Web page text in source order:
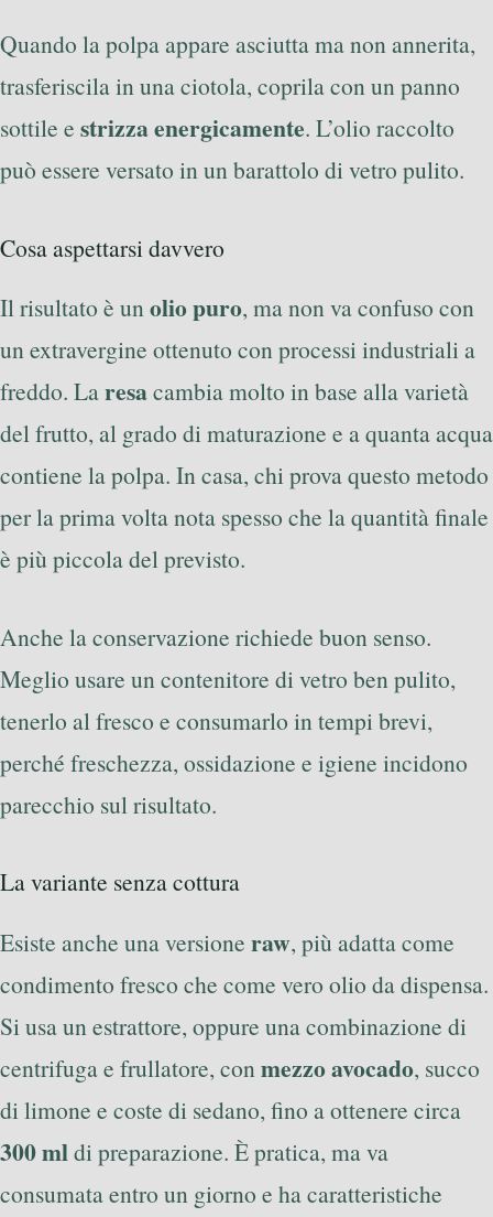
Quando la polpa appare asciutta ma non annerita,
trasferiscila in una ciotola, coprila con un panno
sottile e strizza energicamente. L’olio raccolto
può essere versato in un barattolo di vetro pulito.
Cosa aspettarsi davvero
Il risultato è unolio puro, ma non va confuso con
un extravergine ottenuto con processi industriali a
freddo. Laresacambia molto in base alla varietà
del frutto, al grado di maturazione e a quanta acqua
contiene la polpa. In casa, chi prova questo metodo
per la prima volta nota spesso che la quantità finale
è più piccola del previsto.
Anche la conservazione richiede buon senso.
Meglio usare un contenitore di vetro ben pulito,
tenerlo al fresco e consumarlo in tempi brevi,
perché freschezza, ossidazione e igiene incidono
parecchio sul risultato.
La variante senza cottura
Esiste anche una versione raw, più adatta come
condimento fresco che come vero olio da dispensa.
Si usa un estrattore, oppure una combinazione di
centrifuga e frullatore, con mezzo avocado, succo
di limone e coste di sedano, fino a ottenere circa
300 mldi preparazione. È pratica, ma va
consumata entro un giorno e ha caratteristiche